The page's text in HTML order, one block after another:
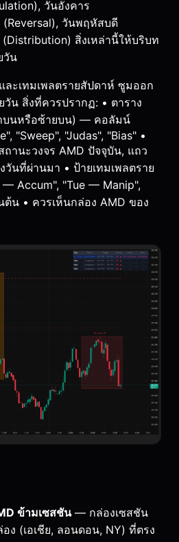
วันอังคาร
วันพฤหัสบดี
สิ่งเหล่านี้ให้บริบท
วัน
ะเทมเพลตรายสัปดาห์ ซูมออก
วัน สิ่งที่ควรปรากฏ: • ตาราง
บนหรือซ้ายบน) — คอลัมน์
"Sweep", "Judas", "Bias" •
านะวงจร AMD ปัจจุบัน, แถว
นที่ผ่านมา • ป้ายเทมเพลตราย
Accum", "Tue — Manip",
ต้น • ควรเห็นกล่อง AMD ของ
ข้ามเซสชัน— กล่องเซสชัน
ง (เอเชีย, ลอนดอน, NY) ที่ตรง